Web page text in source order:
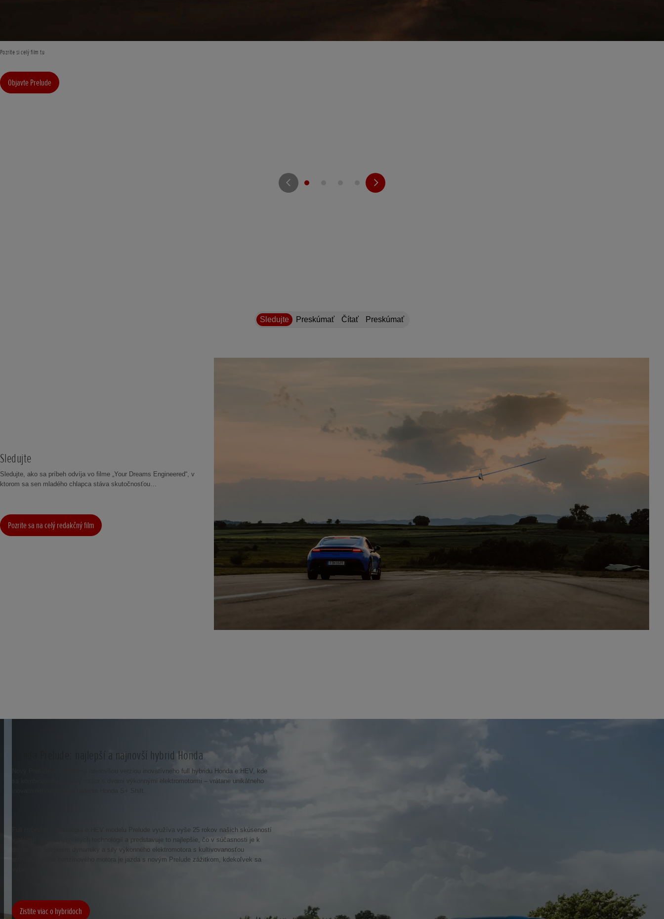
Pozrite si celý film tu
Objavte Prelude
Sledujte Preskúmať Čítať Preskúmať
Sledujte
Sledujte, ako sa príbeh odvíja vo filme „Your Dreams Engineered“, v
ktorom sa sen mladého chlapca stáva skutočnosťou…
Pozrite sa na celý redakčný film
Honda Prelude: najlepší a najnovší hybrid Honda
Nový Prelude je vybavený najnovšou verziou inovatívneho full hybridu Honda e:HEV, kde
sa kombinuje benzínový motor s dvomi výkonnými elektromotormi – vrátane unikátneho
inovatívneho systému radenia Honda S+ Shift.
Full hybridná technológia e:HEV modelu Prelude využíva vyše 25 rokov našich skúseností
v oblasti vývoja hybridných technológií a predstavuje to najlepšie, čo v súčasnosti je k
dispozícii. Spojením dynamiky a sily výkonného elektromotora s kultivovanosťou
atmosférického benzínového motora je jazda s novým Prelude zážitkom, kdekoľvek sa
Zistite viac o hybridoch